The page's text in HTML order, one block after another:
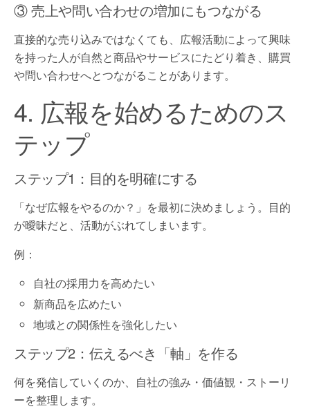
③ 売上や問い合わせの増加にもつながる
直接的な売り込みではなくても、広報活動によって興味
を持った人が自然と商品やサービスにたどり着き、購買
や問い合わせへとつながることがあります。
4. 広報を始めるためのス
テップ
ステップ1：目的を明確にする
「なぜ広報をやるのか？」を最初に決めましょう。目的
が曖昧だと、活動がぶれてしまいます。
例：
自社の採用力を高めたい
新商品を広めたい
地域との関係性を強化したい
ステップ2：伝えるべき「軸」を作る
何を発信していくのか、自社の強み・価値観・ストーリ
ーを整理します。